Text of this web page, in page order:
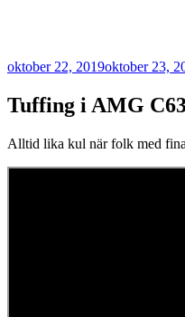
Publicerat
oktober 22, 2019oktober 23,
Tuffing i AMG
Alltid lika kul när folk med